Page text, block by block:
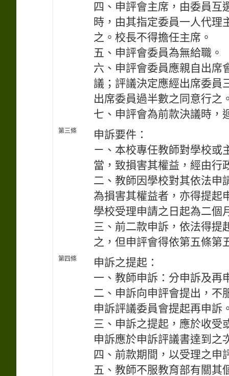
四、申評會主席，由委員互
時，由其指定委員一人代理
之。校長不得擔任主席。
五、申評會委員為無給職。
六、申評會委員應親自出席
議；評議決定應經出席委員
出席委員過半數之同意行之
七、申評會為前款決議時，
第三條
申訴要件：
ㄧ、本校專任教師對學校或
當，致損害其權益，經由行
二、教師因學校對其依法申
為損害其權益者，亦得提起
學校受理申請之日起為二個
三、前二款申訴，依法得提
之，但申評會得依第五條第
第四條
申訴之提起：
一、教師申訴：分申訴及再
二、申訴向申評會提出，不
申訴評議委員會提起再申訴
三、申訴之提起，應於收受
申訴應於申訴評議書達到之
四、前款期間，以受理之申
五、教師不服教育部有關其